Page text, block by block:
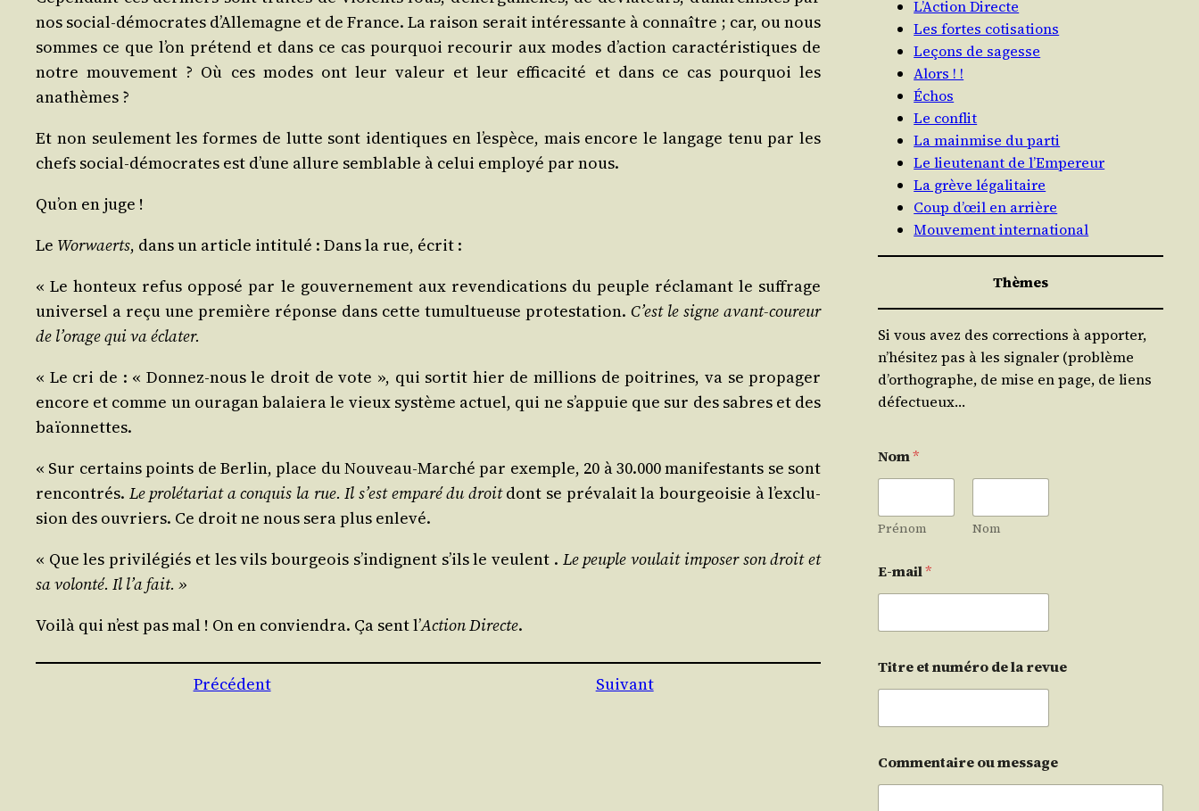
nos social-démo­crates d’Al­le­magne et de France. La rai­son serait inté­res­sante à connaître ; car, ou nous
sommes ce que l’on pré­tend et dans ce cas pour­quoi recou­rir aux modes d’ac­tion carac­té­ris­tiques de
notre mou­ve­ment ? Où ces modes ont leur valeur et leur effi­ca­ci­té et dans ce cas pour­quoi les
anathèmes ?
Et non seule­ment les formes de lutte sont iden­tiques en l’es­pèce, mais encore le lan­gage tenu par les
chefs social-démo­crates est d’une allure sem­blable à celui employé par nous.
Qu’on en juge !
Le Wor­waerts, dans un article inti­tu­lé : Dans la rue, écrit :
« Le hon­teux refus oppo­sé par le gou­ver­ne­ment aux reven­di­ca­tions du peuple récla­mant le suf­frage
uni­ver­sel a reçu une pre­mière réponse dans cette tumul­tueuse pro­tes­ta­tion.C’est le signe avant-cou­reur
de l’o­rage qui va éclater.
« Le cri de : « Don­nez-nous le droit de vote », qui sor­tit hier de mil­lions de poi­trines, va se pro­pa­ger
encore et comme un oura­gan balaie­ra le vieux sys­tème actuel, qui ne s’ap­puie que sur des sabres et des
baïonnettes.
« Sur cer­tains points de Ber­lin, place du Nou­veau-Mar­ché par exemple, 20 à 30.000 mani­fes­tants se sont
ren­con­trés. Le pro­lé­ta­riat a conquis la rue. Il s’est empa­ré du droitdont se pré­va­lait la bour­geoi­sie à l’ex­clu­
sion des ouvriers. Ce droit ne nous sera plus enlevé.
« Que les pri­vi­lé­giés et les vils bour­geois s’in­dignent s’ils le veulent . Le peuple vou­lait impo­ser son droit et
sa volon­té. Il l’a fait. »
Voi­là qui n’est pas mal ! On en convien­dra. Ça sent l’Action Directe.
Précédent Suivant
L’Action Directe
Les fortes cotisations
Leçons de sagesse
Alors ! !
Échos
Le conflit
La mainmise du parti
Le lieutenant de l’Empereur
La grève légalitaire
Coup d’œil en arrière
Mouvement international
Thèmes
Si vous avez des corrections à apporter,
n’hésitez pas à les signaler (problème
d’orthographe, de mise en page, de liens
défectueux…
Nom*
Prénom Nom
E-mail*
Titre et numéro de la revue
Commentaire ou message